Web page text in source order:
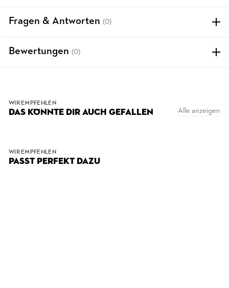
Fragen & Antworten (0)
Bewertungen (0)
WIR EMPFEHLEN
DAS KÖNNTE DIR AUCH GEFALLEN Alle anzeigen
WIR EMPFEHLEN
PASST PERFEKT DAZU